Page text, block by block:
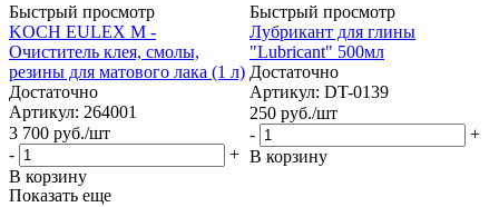
Быстрый просмотр
KOCH EULEX M -
Очиститель клея, смолы,
резины для матового лака (1 л)
Достаточно
Артикул: 264001
3 700 руб./шт
-
+
В корзину
Быстрый просмотр
Лубрикант для глины
"Lubricant" 500мл
Достаточно
Артикул: DT-0139
250 руб./шт
-
+
В корзину
Показать еще